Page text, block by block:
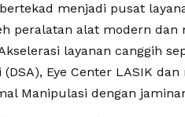
menjadi pusat
peralatan alat modern
layanan canggih
Eye Center LASIK
Manipulasi dengan